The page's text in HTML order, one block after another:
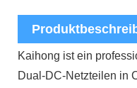
Kaihong ist ein
Dual-DC-Netzteilen in